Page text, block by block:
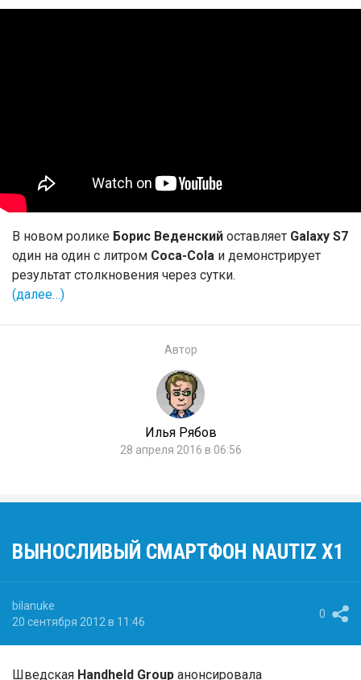
В новом ролике Борис Веденский оставляет Galaxy S7
один на один с литром Coca-Cola и демонстрирует
результат столкновения через сутки.
(далее…)
Автор
Илья Рябов
28 апреля 2016 в 06:56
ВЫНОСЛИВЫЙ СМАРТФОН NAUTIZ X1
bilanuke
20 сентября 2012 в 11:46
0
Шведская Handheld Group анонсировала